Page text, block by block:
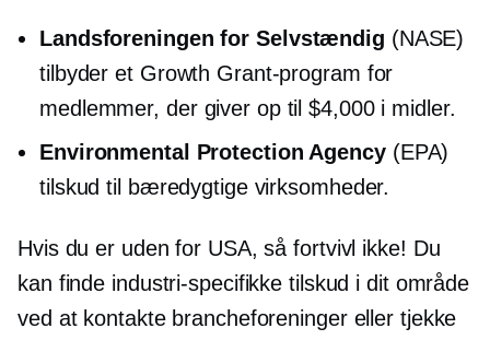
Landsforeningen for Selvstændig (NASE)
tilbyder et Growth Grant-program for
medlemmer, der giver op til $4,000 i midler.
Environmental Protection Agency(EPA)
tilskud til bæredygtige virksomheder.
Hvis du er uden for USA, så fortvivl ikke! Du
kan finde industri-specifikke tilskud i dit område
ved at kontakte brancheforeninger eller tjekke